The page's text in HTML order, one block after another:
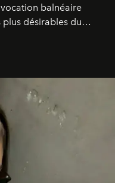
vocation balnéaire
plus désirables du